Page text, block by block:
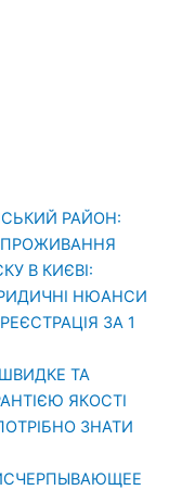
РАЙОН:
ПРОЖИВАННЯ
В КИЄВІ:
НЮАНСИ
ЗА 1
ТА
ЯКОСТІ
ЗНАТИ